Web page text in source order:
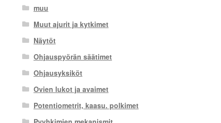
muu
Muut ajurit ja kytkimet
Näytöt
Ohjauspyörän säätimet
Ohjausyksiköt
Ovien lukot ja avaimet
Potentiometrit, kaasu. polkimet